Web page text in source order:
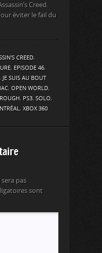
Creed.
éviter le fail du
CREED,
, EPISODE 46,
, JE SUIS AU BOUT
, OPEN WORLD,
, PS3, SOLO,
, XBOX 360
pas
sont